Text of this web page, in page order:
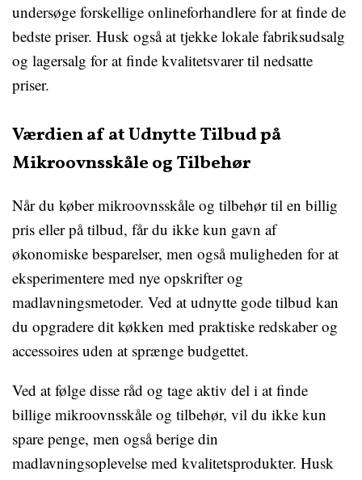
undersøge forskellige onlineforhandlere for at finde de
bedste priser. Husk også at tjekke lokale fabriksudsalg
og lagersalg for at finde kvalitetsvarer til nedsatte
priser.
Værdien af at Udnytte Tilbud på
Mikroovnsskåle og Tilbehør
Når du køber mikroovnsskåle og tilbehør til en billig
pris eller på tilbud, får du ikke kun gavn af
økonomiske besparelser, men også muligheden for at
eksperimentere med nye opskrifter og
madlavningsmetoder. Ved at udnytte gode tilbud kan
du opgradere dit køkken med praktiske redskaber og
accessoires uden at sprænge budgettet.
Ved at følge disse råd og tage aktiv del i at finde
billige mikroovnsskåle og tilbehør, vil du ikke kun
spare penge, men også berige din
madlavningsoplevelse med kvalitetsprodukter. Husk